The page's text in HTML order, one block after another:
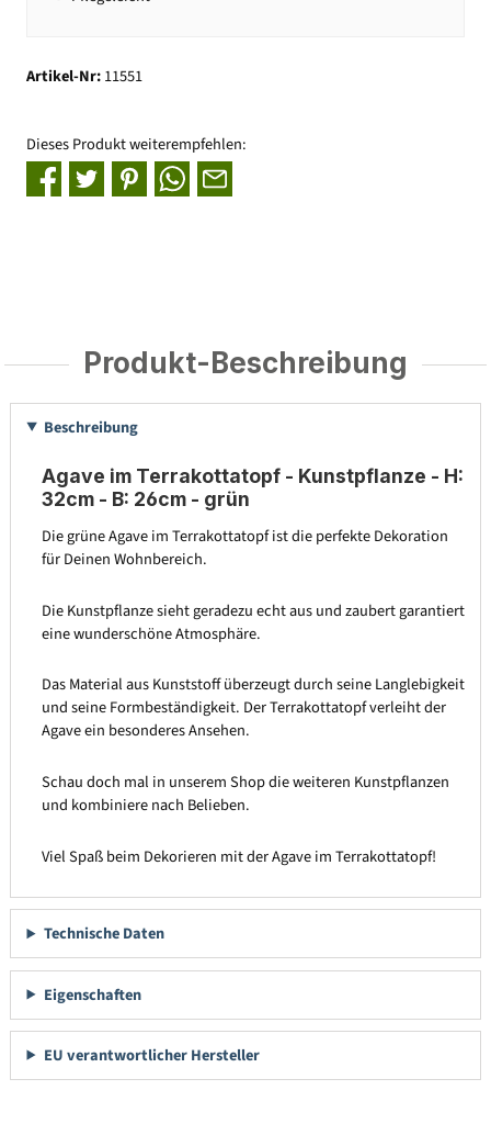
Artikel-Nr:11551
Dieses Produkt weiterempfehlen:
Produkt-Beschreibung
Beschreibung
Agave im Terrakottatopf - Kunstpflanze - H:
32cm - B: 26cm - grün
Die grüne Agave im Terrakottatopf ist die perfekte Dekoration
für Deinen Wohnbereich.
Die Kunstpflanze sieht geradezu echt aus und zaubert garantiert
eine wunderschöne Atmosphäre.
Das Material aus Kunststoff überzeugt durch seine Langlebigkeit
und seine Formbeständigkeit. Der Terrakottatopf verleiht der
Agave ein besonderes Ansehen.
Schau doch mal in unserem Shop die weiteren Kunstpflanzen
und kombiniere nach Belieben.
Viel Spaß beim Dekorieren mit der Agave im Terrakottatopf!
Technische Daten
Eigenschaften
EU verantwortlicher Hersteller